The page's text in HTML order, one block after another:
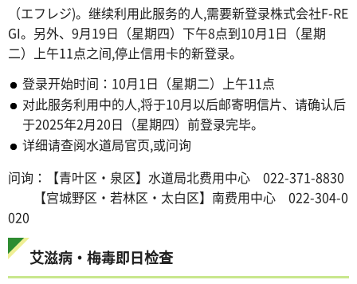
（エフレジ)。继续利用此服务的人,需要新登录株式会社F-RE
GI。另外、9月19日（星期四）下午8点到10月1日（星期
二）上午11点之间,停止信用卡的新登录。
登录开始时间：10月1日（星期二）上午11点
对此服务利用中的人,将于10月以后邮寄明信片、请确认后
于2025年2月20日（星期四）前登录完毕。
详细请查阅水道局官页,或问询
问询：【青叶区・泉区】水道局北费用中心 022-371-8830
【宫城野区・若林区・太白区】南费用中心 022-304-0
020
艾滋病・梅毒即日检查